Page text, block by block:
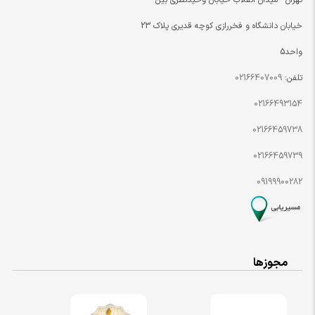
خیابان دانشگاه و فخررازی کوچه قدیری پلاک 23
واحد5
تلفن: 02166407009
02166493154
02166459738
02166459739
09199900282
مجوزها